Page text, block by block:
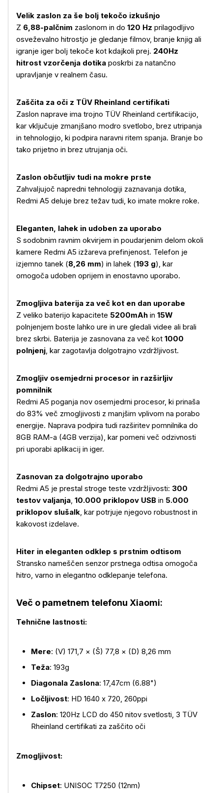
Več o izdelku
Velik zaslon za še bolj tekočo izkušnjo
Z 6,88-palčnim zaslonom in do 120 Hz prilagodljivo
osveževalno hitrostjo je gledanje filmov, branje knjig ali
igranje iger bolj tekoče kot kdajkoli prej. 240Hz
hitrost vzorčenja dotika poskrbi za natančno
upravljanje v realnem času.
Zaščita za oči z TÜV Rheinland certifikati
Zaslon naprave ima trojno TÜV Rheinland certifikacijo,
kar vključuje zmanjšano modro svetlobo, brez utripanja
in tehnologijo, ki podpira naravni ritem spanja. Branje bo
tako prijetno in brez utrujanja oči.
Zaslon občutljiv tudi na mokre prste
Zahvaljujoč napredni tehnologiji zaznavanja dotika,
Redmi A5 deluje brez težav tudi, ko imate mokre roke.
Eleganten, lahek in udoben za uporabo
S sodobnim ravnim okvirjem in poudarjenim delom okoli
kamere Redmi A5 izžareva prefinjenost. Telefon je
izjemno tanek (8,26 mm) in lahek (193 g), kar
omogoča udoben oprijem in enostavno uporabo.
Zmogljiva baterija za več kot en dan uporabe
Z veliko baterijo kapacitete 5200mAh in 15W
polnjenjem boste lahko ure in ure gledali videe ali brali
brez skrbi. Baterija je zasnovana za več kot 1000
polnjenj, kar zagotavlja dolgotrajno vzdržljivost.
Zmogljiv osemjedrni procesor in razširljiv
pomnilnik
Redmi A5 poganja nov osemjedrni procesor, ki prinaša
do 83% več zmogljivosti z manjšim vplivom na porabo
energije. Naprava podpira tudi razširitev pomnilnika do
8GB RAM-a (4GB verzija), kar pomeni več odzivnosti
pri uporabi aplikacij in iger.
Zasnovan za dolgotrajno uporabo
Redmi A5 je prestal stroge teste vzdržljivosti: 300
testov valjanja, 10.000 priklopov USB in 5.000
priklopov slušalk, kar potrjuje njegovo robustnost in
kakovost izdelave.
Hiter in eleganten odklep s prstnim odtisom
Stransko nameščen senzor prstnega odtisa omogoča
hitro, varno in elegantno odklepanje telefona.
Več o pametnem telefonu Xiaomi:
Tehnične lastnosti:
Mere: (V) 171,7 × (Š) 77,8 × (D) 8,26 mm
Teža: 193g
Diagonala Zaslona: 17,47cm (6.88")
Ločljivost: HD 1640 x 720, 260ppi
Zaslon: 120Hz LCD do 450 nitov svetlosti, 3 TÜV
Rheinland certifikati za zaščito oči
Zmogljivost:
Chipset: UNISOC T7250 (12nm)